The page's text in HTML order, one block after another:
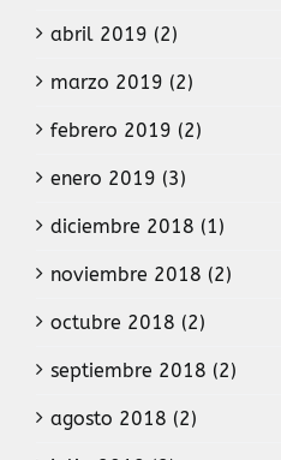
abril 2019 (2)
marzo 2019 (2)
febrero 2019 (2)
enero 2019 (3)
diciembre 2018 (1)
noviembre 2018 (2)
octubre 2018 (2)
septiembre 2018 (2)
agosto 2018 (2)